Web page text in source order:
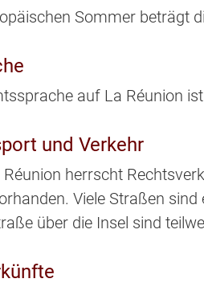
Sommer beträgt
auf La Réunion
und Verkehr
herrscht
Viele Straßen
über die Insel sind